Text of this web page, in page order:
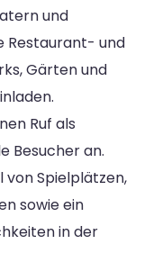
und
Restaurant- und
Gärten und
Ruf als
Besucher an.
von Spielplätzen,
sowie ein
in der